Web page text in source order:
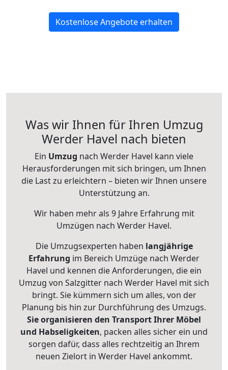
Kostenlose Angebote erhalten
Was wir Ihnen für Ihren Umzug
Werder Havel nach bieten
Ein Umzug nach Werder Havel kann viele
Herausforderungen mit sich bringen, um Ihnen
die Last zu erleichtern – bieten wir Ihnen unsere
Unterstützung an.
Wir haben mehr als 9 Jahre Erfahrung mit
Umzügen nach Werder Havel.
Die Umzugsexperten haben langjährige
Erfahrung im Bereich Umzüge nach Werder
Havel und kennen die Anforderungen, die ein
Umzug von Salzgitter nach Werder Havel mit sich
bringt. Sie kümmern sich um alles, von der
Planung bis hin zur Durchführung des Umzugs.
Sie organisieren den Transport Ihrer Möbel
und Habseligkeiten, packen alles sicher ein und
sorgen dafür, dass alles rechtzeitig an Ihrem
neuen Zielort in Werder Havel ankommt.